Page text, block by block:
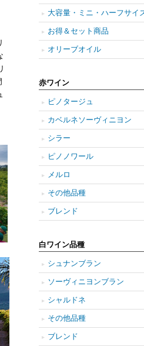
大容量・ミニ・ハーフサイ
お得＆セット商品
オリーブオイル
赤ワイン
ピノタージュ
カベルネソーヴィニヨン
シラー
ピノノワール
メルロ
その他品種
ブレンド
白ワイン品種
シュナンブラン
ソーヴィニヨンブラン
シャルドネ
その他品種
ブレンド